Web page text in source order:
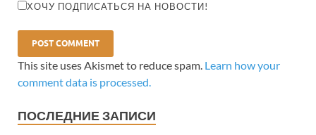
ХОЧУ ПОДПИСАТЬСЯ НА НОВОСТИ!
This site uses Akismet to reduce spam. Learn how your
comment data is processed.
ПОСЛЕДНИЕ ЗАПИСИ